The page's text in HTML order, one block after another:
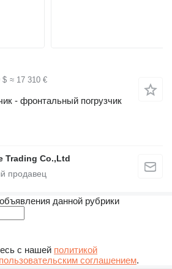
$ ≈ 17 310 €
- фронтальный погрузчик
Trading Co.,Ltd
данной рубрики
с нашей политикой
пользовательским соглашением.